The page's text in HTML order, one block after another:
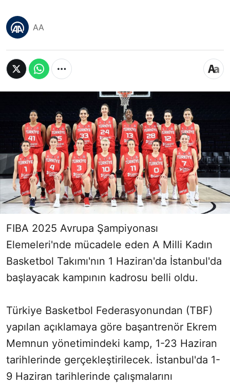
AA
FIBA 2025 Avrupa Şampiyonası
Elemeleri'nde mücadele eden A Milli Kadın
Basketbol Takımı'nın 1 Haziran'da İstanbul'da
başlayacak kampının kadrosu belli oldu.
Türkiye Basketbol Federasyonundan (TBF)
yapılan açıklamaya göre başantrenör Ekrem
Memnun yönetimindeki kamp, 1-23 Haziran
tarihlerinde gerçekleştirilecek. İstanbul'da 1-
9 Haziran tarihlerinde çalışmalarını